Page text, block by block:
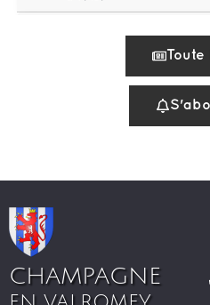
CHAMPAGNE